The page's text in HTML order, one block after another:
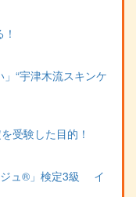
“宇津木流スキンケ
受験した目的！
ジュ®」検定3級 イ